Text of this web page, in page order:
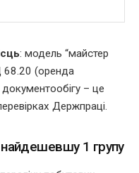
: модель “майстер
68.20 (оренда
– це
Держпраці.
1 групу